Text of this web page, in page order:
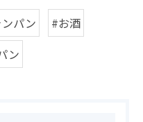
パン
#お酒
ン